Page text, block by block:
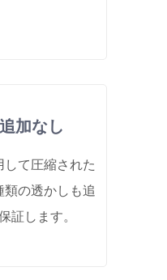
加なし
て圧縮された
の透かしも追
証します。